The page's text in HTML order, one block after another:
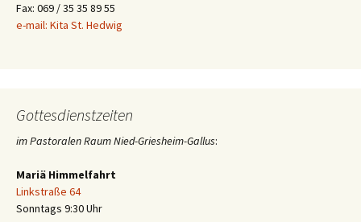
Fax: 069 / 35 35 89 55
e-mail: Kita St. Hedwig
Gottesdienstzeiten
im Pastoralen Raum Nied-Griesheim-Gallus:
Mariä Himmelfahrt
Linkstraße 64
Sonntags 9:30 Uhr